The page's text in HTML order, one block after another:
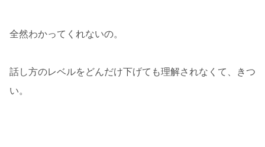
全然わかってくれないの。
話し方のレベルをどんだけ下げても理解されなくて、きつ
い。